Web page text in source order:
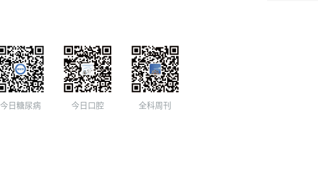
今日糖尿病 今日口腔 全科周刊